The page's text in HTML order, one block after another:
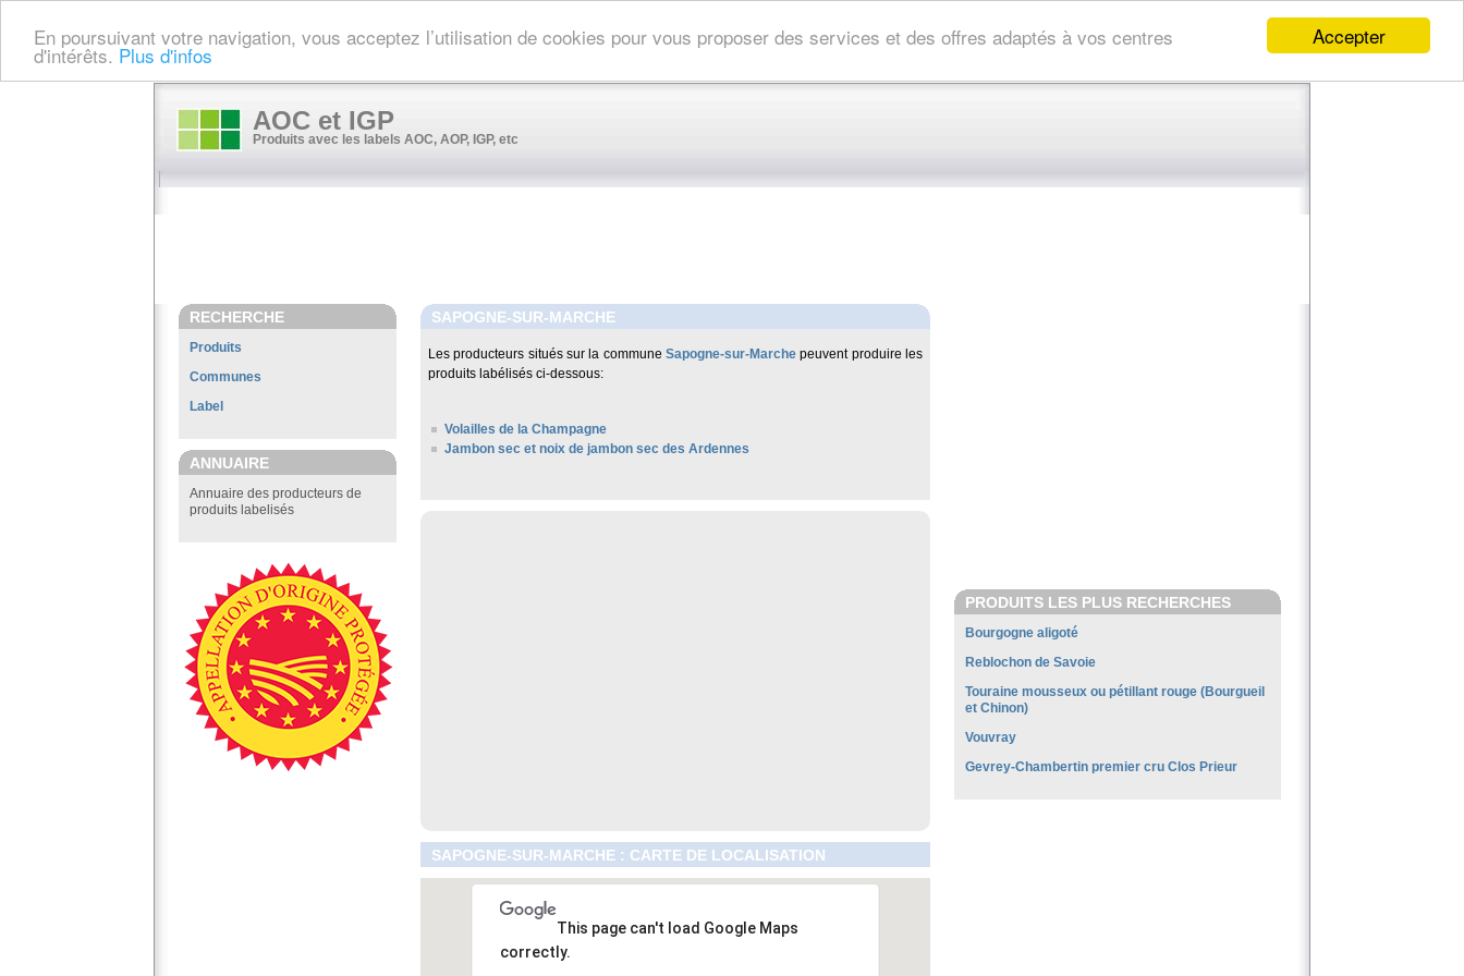
Accepter
En poursuivant votre navigation, vous acceptez l’utilisation de cookies pour vous proposer des services et des offres adaptés à vos centres
d'intérêts. Plus d'infos
AOC et IGP
Produits avec les labels AOC, AOP, IGP, etc
RECHERCHE
Produits
Communes
Label
ANNUAIRE
Annuaire des producteurs de
produits labelisés
SAPOGNE-SUR-MARCHE
Les producteurs situés sur la commune Sapogne-sur-Marche peuvent produire les
produits labélisés ci-dessous:
Volailles de la Champagne
Jambon sec et noix de jambon sec des Ardennes
SAPOGNE-SUR-MARCHE : CARTE DE LOCALISATION
This page can't load Google Maps
correctly.
PRODUITS LES PLUS RECHERCHES
Bourgogne aligoté
Reblochon de Savoie
Touraine mousseux ou pétillant rouge (Bourgueil
et Chinon)
Vouvray
Gevrey-Chambertin premier cru Clos Prieur